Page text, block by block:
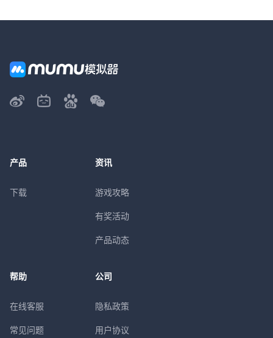
产品
下载
资讯
游戏攻略
有奖活动
产品动态
帮助
在线客服
常见问题
公司
隐私政策
用户协议